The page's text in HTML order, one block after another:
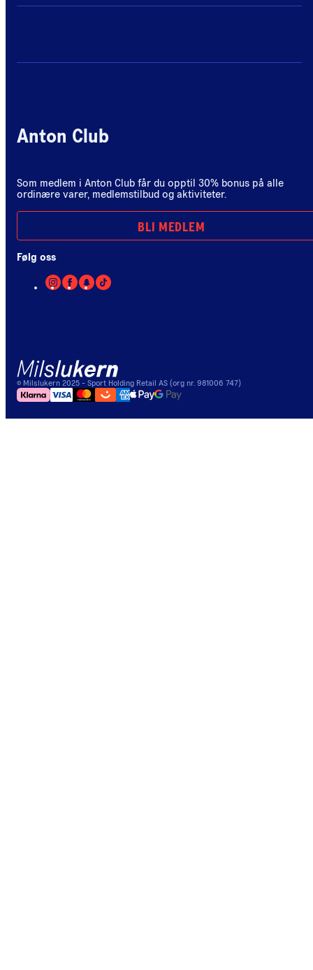
Anton Club
Som medlem i Anton Club får du opptil 30% bonus på alle
ordinære varer, medlemstilbud og aktiviteter.
BLI MEDLEM
Følg oss
© Milslukern 2025 - Sport Holding Retail AS (org nr. 981006 747)